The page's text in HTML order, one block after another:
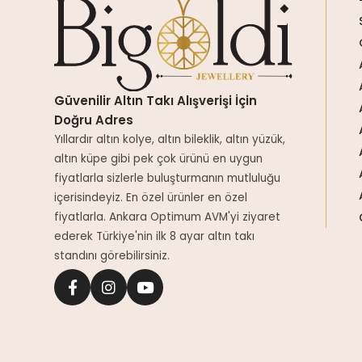
Güvenilir Altın Takı Alışverişi İçin
Doğru Adres
Yıllardır altın kolye, altın bileklik, altın yüzük,
altın küpe gibi pek çok ürünü en uygun
fiyatlarla sizlerle buluşturmanın mutluluğu
içerisindeyiz. En özel ürünler en özel
fiyatlarla. Ankara Optimum AVM'yi ziyaret
ederek Türkiye'nin ilk 8 ayar altın takı
standını görebilirsiniz.